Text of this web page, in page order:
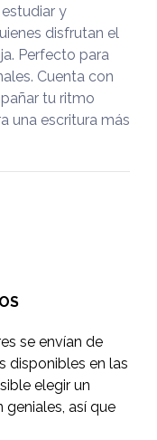
y
disfrutan el
Perfecto para
Cuenta con
tu ritmo
una escritura más
se envían de
disponibles en las
elegir un
así que